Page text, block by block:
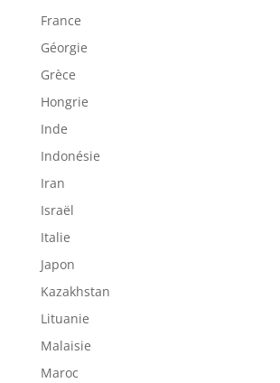
France
Géorgie
Grèce
Hongrie
Inde
Indonésie
Iran
Israël
Italie
Japon
Kazakhstan
Lituanie
Malaisie
Maroc